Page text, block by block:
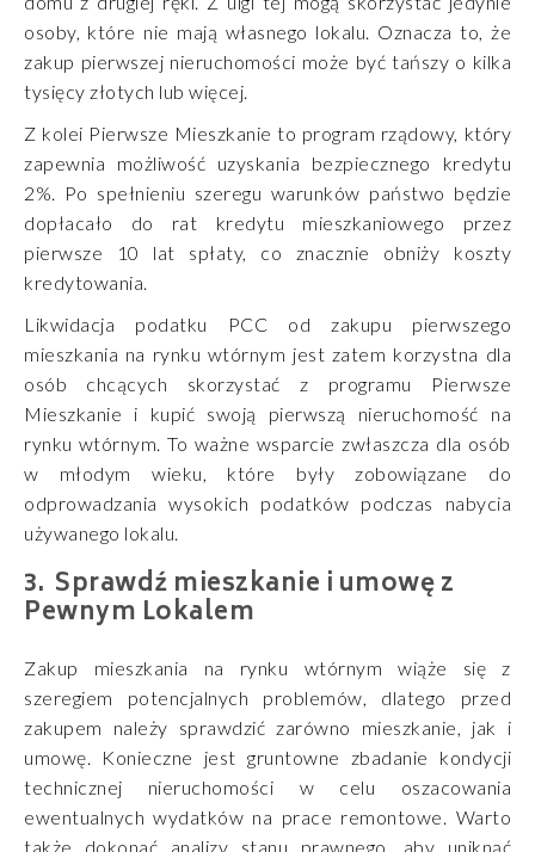
osoby, które nie mają własnego lokalu. Oznacza to, że
zakup pierwszej nieruchomości może być tańszy o kilka
tysięcy złotych lub więcej.
Z kolei Pierwsze Mieszkanie to program rządowy, który
zapewnia możliwość uzyskania bezpiecznego kredytu
2%. Po spełnieniu szeregu warunków państwo będzie
dopłacało do rat kredytu mieszkaniowego przez
pierwsze 10 lat spłaty, co znacznie obniży koszty
kredytowania.
Likwidacja podatku PCC od zakupu pierwszego
mieszkania na rynku wtórnym jest zatem korzystna dla
osób chcących skorzystać z programu Pierwsze
Mieszkanie i kupić swoją pierwszą nieruchomość na
rynku wtórnym. To ważne wsparcie zwłaszcza dla osób
w młodym wieku, które były zobowiązane do
odprowadzania wysokich podatków podczas nabycia
używanego lokalu.
Sprawdź mieszkanie i umowę z
Pewnym Lokalem
Zakup mieszkania na rynku wtórnym wiąże się z
szeregiem potencjalnych problemów, dlatego przed
zakupem należy sprawdzić zarówno mieszkanie, jak i
umowę. Konieczne jest gruntowne zbadanie kondycji
technicznej nieruchomości w celu oszacowania
ewentualnych wydatków na prace remontowe. Warto
także dokonać analizy stanu prawnego, aby uniknąć